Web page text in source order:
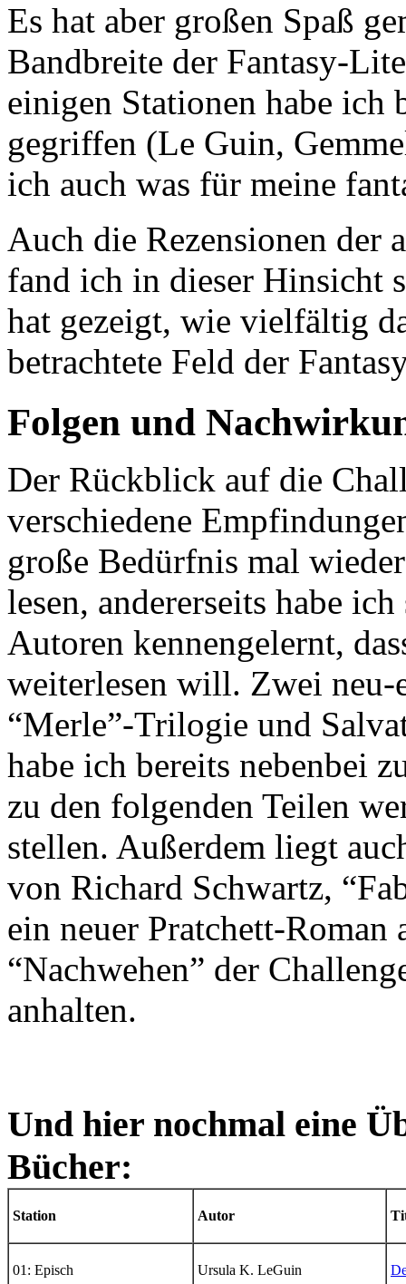
Es hat aber großen Spaß
Bandbreite der Fantasy-
einigen Stationen habe ich
gegriffen (Le Guin,
ich auch was für meine
Auch die Rezensionen der
fand ich in dieser Hinsicht
hat gezeigt, wie vielfältig
betrachtete Feld der
Folgen und
Der Rückblick auf die
verschiedene
große Bedürfnis mal
lesen, andererseits habe
Autoren kennengelernt,
weiterlesen will. Zwei neu-
“Merle”-Trilogie und
habe ich bereits nebenbei
zu den folgenden Teilen
stellen. Außerdem liegt
von Richard Schwartz,
ein neuer Pratchett-Roman
“Nachwehen” der
anhalten.
Und hier nochmal eine
Bücher:
Station Autor
01: Episch Ursula K. LeGuin